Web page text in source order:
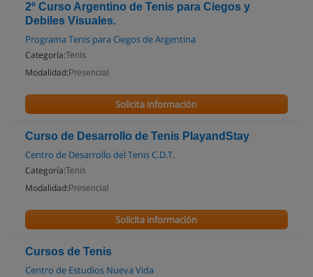
2º Curso Argentino de Tenis para Ciegos y
Debiles Visuales.
Programa Tenis para Ciegos de Argentina
Categoría:Tenis
Modalidad: Presencial
Solicita información
Curso de Desarrollo de Tenis PlayandStay
Centro de Desarrollo del Tenis C.D.T.
Categoría:Tenis
Modalidad: Presencial
Solicita información
Cursos de Tenis
Centro de Estudios Nueva Vida